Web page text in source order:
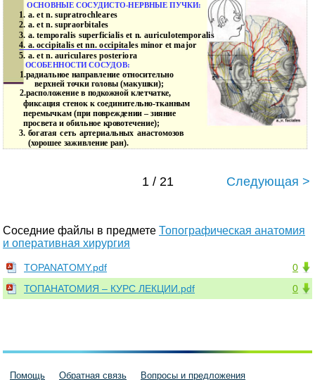
ОСНОВНЫЕ СОСУДИСТО-НЕРВНЫЕ ПУЧКИ:
1. a. et n. supratrochleares
2. a. et n. supraorbitales
3. a. temporalis superficialis et n. auriculotemporalis
4. a. occipitalis et nn. occipitales minor et major
5. a. et n. auriculares posteriora
ОСОБЕННОСТИ СОСУДОВ:
1.радиальное направление относительно
верхней точки головы (макушки);
2.расположение в подкожной клетчатке,
фиксация стенок к соединительно-тканным
перемычкам (при повреждении – зияние
просвета и обильное кровотечение);
3. богатая сеть артериальных анастомозов
(хорошее заживление ран).
1 / 21 Следующая >
Соседние файлы в предмете Топографическая анатомия
и оперативная хирургия
0
TOPANATOMY.pdf
0
ТОПАНАТОМИЯ – КУРС ЛЕКЦИИ.pdf
Помощь Обратная связь Вопросы и предложения